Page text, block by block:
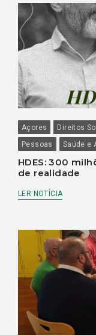
Açores Direitos
Pessoas
Saúde e
HDES: 300
de realidade
LER NOTÍCIA